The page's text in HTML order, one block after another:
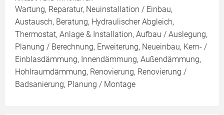
Wartung, Reparatur, Neuinstallation / Einbau,
Austausch, Beratung, Hydraulischer Abgleich,
Thermostat, Anlage & Installation, Aufbau / Auslegung,
Planung / Berechnung, Erweiterung, Neueinbau, Kern- /
Einblasdämmung, Innendämmung, Außendämmung,
Hohlraumdämmung, Renovierung, Renovierung /
Badsanierung, Planung / Montage